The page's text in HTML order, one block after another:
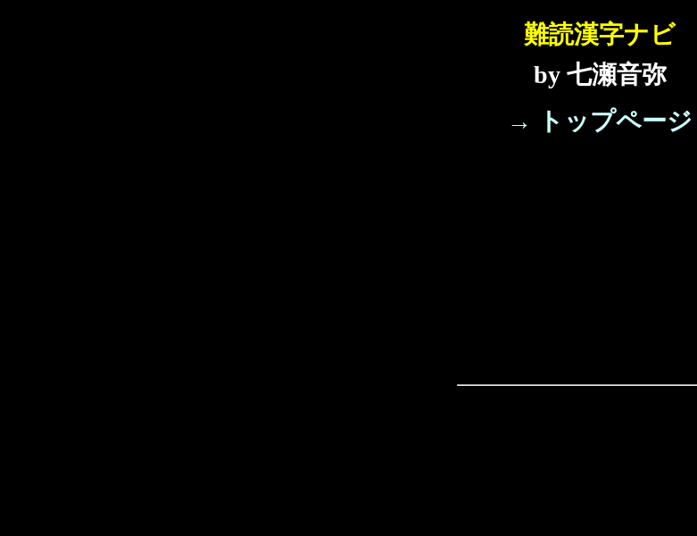
難読漢字ナビ
by 七瀬音弥
→ トップページ